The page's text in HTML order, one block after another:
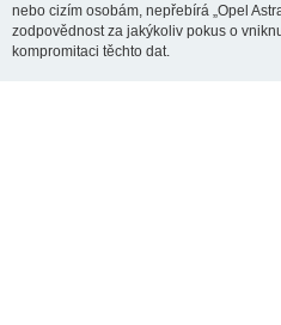
nebo cizím osobám, nepřebírá „Opel
zodpovědnost za jakýkoliv pokus o
kompromitaci těchto dat.